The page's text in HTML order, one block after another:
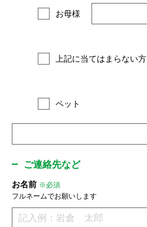
お母様
上記に当てはまらない方
ペット
ご連絡先など
お名前 ※必須
フルネームでお願いします